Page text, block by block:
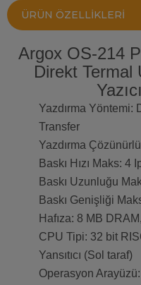
ÜRÜN ÖZELLIKLERI
Argox OS-214
Direkt Termal
Yazdırma Yöntemi:
Transfer
Yazdırma
Baskı Hızı Maks: 4
Baskı Uzunluğu
Baskı Genişliği
Hafıza: 8 MB
CPU Tipi: 32 bit
Yansıtıcı (Sol taraf)
Operasyon